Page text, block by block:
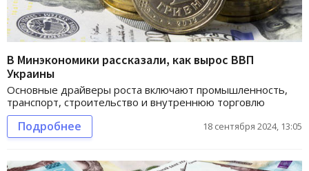
В Минэкономики рассказали, как вырос ВВП
Украины
Основные драйверы роста включают промышленность,
транспорт, строительство и внутреннюю торговлю
Подробнее 18 сентября 2024, 13:05